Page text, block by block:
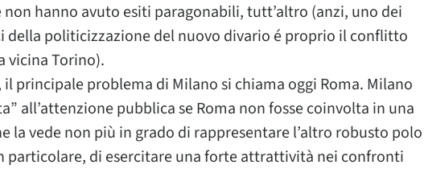
hanno avuto esiti paragonabili, tutt’altro (anzi, uno dei
della politicizzazione del nuovo divario é proprio il conflitto
vicina Torino).
principale problema di Milano si chiama oggi Roma. Milano
all’attenzione pubblica se Roma non fosse coinvolta in una
la vede non più in grado di rappresentare l’altro robusto polo
particolare, di esercitare una forte attrattività nei confronti